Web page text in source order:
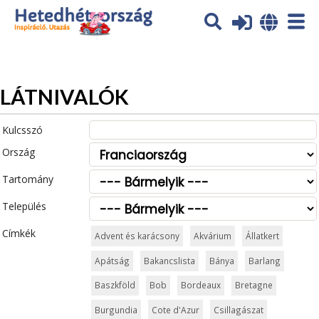
Az oldal sütiket (cookies) használ. További tájékoztatás itt:
Adatvédelmi tájékoztató
LÁTNIVALÓK
Kulcsszó
Ország
Tartomány
Település
Címkék
Advent és karácsony Akvárium Állatkert
Apátság Bakancslista Bánya Barlang
Baszkföld Bob Bordeaux Bretagne
Burgundia Cote d'Azur Csillagászat